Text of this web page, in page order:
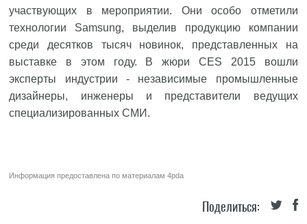
участвующих в мероприятии. Они особо отметили
технологии Samsung, выделив продукцию компании
среди десятков тысяч новинок, представленных на
выставке в этом году. В жюри CES 2015 вошли
эксперты индустрии - независимые промышленные
дизайнеры, инженеры и представители ведущих
специализированных СМИ.
Информация предоставлена по материалам4pda
Поделиться: